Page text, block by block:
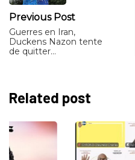
Previous Post
Guerres en Iran,
Duckens Nazon tente
de quitter…
Related post